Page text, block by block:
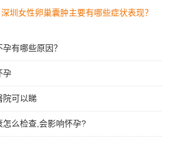
圳女性卵巢囊肿主要有哪些症状表现？
有哪些原因？
孕
院可以睇
么检查,会影响怀孕?